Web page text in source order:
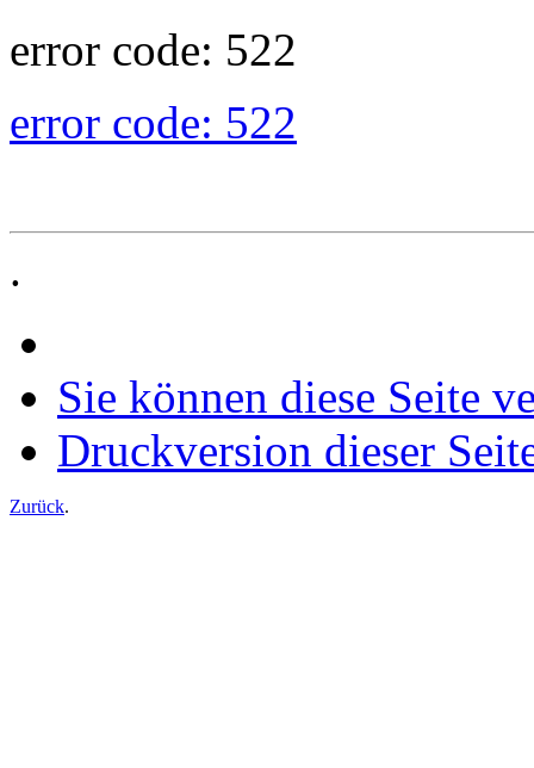
error code: 522
error code: 522
.
Sie können diese Seite
Druckversion dieser
Zurück.